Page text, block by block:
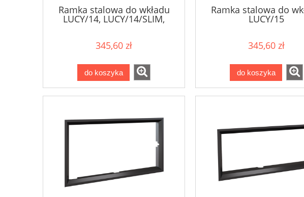
Ramka stalowa do wkładu
LUCY/14, LUCY/14/SLIM,
345,60 zł
do koszyka
Ramka stalowa do
LUCY/15
345,60 zł
do koszyka